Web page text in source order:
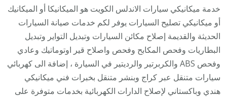
سيارات
الاندلس
/
/
خدمة
ميكانيكي
خدمة ميكانيكي سيارات الاندلس الكويت هو الميكانيكا أو الميكانيك
أو ميكانيكي تصليح السيارات يوفر لكم خدمات صيانة السيارات
الحديثة والقديمة إصلاح مكائن السيارات وتبديل التواير وتبديل
البطاريات وفحص المكابح وفحص واصلاح قير اوتوماتيك وعادي
وفحص ABS والكربرتير والرديتير في السيارة ، إضافة الى كهربائي
سيارات متنقل عبر كراج وبنشر متنقل بخبرات فني ميكانيكي
هندي وباكستاني لإصلاح الدارات الكهربائية بخدمات متوفرة على